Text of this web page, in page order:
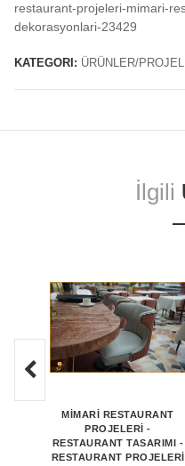
restaurant-projeleri-mimari-
dekorasyonlari-23429
KATEGORI: ÜRÜNLER/
İlgili
MİMARİ RESTAURANT
PROJELERİ -
RESTAURANT TASARIMI -
RESTAURANT PROJELERİ